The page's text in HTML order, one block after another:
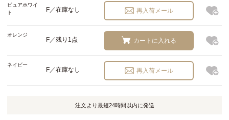
ピュアホワイ
ト
F／在庫なし 再入荷メール
オレンジ
F／残り1点 カートに入れる
ネイビー
F／在庫なし 再入荷メール
注文より最短24時間以内に発送